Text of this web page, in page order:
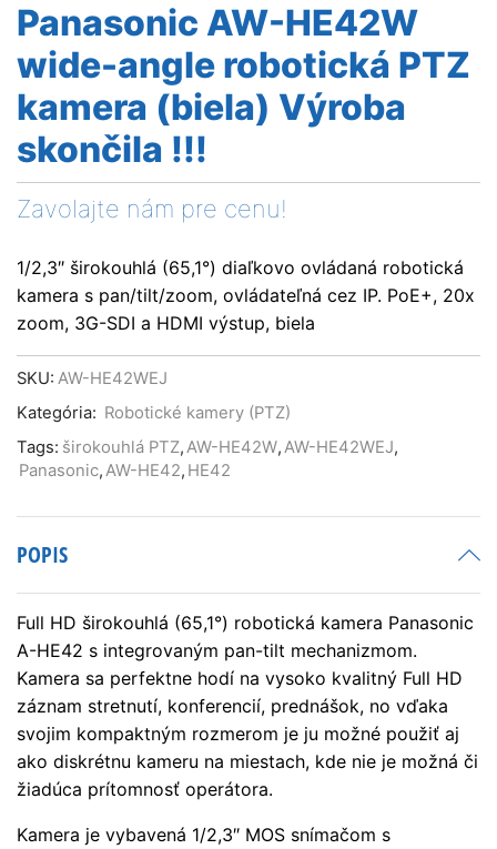
Panasonic AW-HE42W
wide-angle robotická PTZ
kamera (biela) Výroba
skončila !!!
Zavolajte nám pre cenu!
1/2,3″ širokouhlá (65,1°) diaľkovo ovládaná robotická
kamera s pan/tilt/zoom, ovládateľná cez IP. PoE+, 20x
zoom, 3G-SDI a HDMI výstup, biela
SKU: AW-HE42WEJ
Kategória: Robotické kamery (PTZ)
Tags: širokouhlá PTZ,AW-HE42W,AW-HE42WEJ,
Panasonic,AW-HE42, HE42
POPIS
Full HD širokouhlá (65,1°) robotická kamera Panasonic
A-HE42 s integrovaným pan-tilt mechanizmom.
Kamera sa perfektne hodí na vysoko kvalitný Full HD
záznam stretnutí, konferencií, prednášok, no vďaka
svojim kompaktným rozmerom je ju možné použiť aj
ako diskrétnu kameru na miestach, kde nie je možná či
žiadúca prítomnosť operátora.
Kamera je vybavená 1/2,3″ MOS snímačom s